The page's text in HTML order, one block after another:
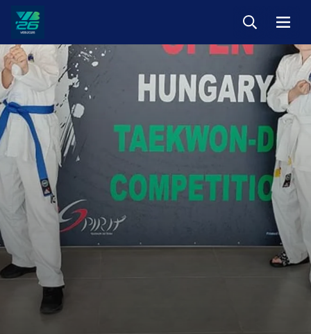
Veszprém-
Balaton
Európa
Sportrégiója
2026
KeresésMenü